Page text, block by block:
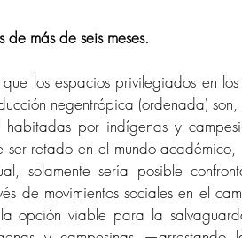
de más de seis meses.
los espacios privilegiados en
negentrópica (ordenada)
habitadas por indígenas y
ser retado en el mundo
solamente sería posible
de movimientos sociales en el
opción viable para la